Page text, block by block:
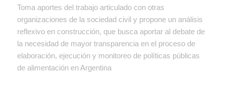
Toma aportes del trabajo articulado con otras
organizaciones de la sociedad civil y propone un análisis
reflexivo en construcción, que busca aportar al debate de
la necesidad de mayor transparencia en el proceso de
elaboración, ejecución y monitoreo de políticas públicas
de alimentación en Argentina